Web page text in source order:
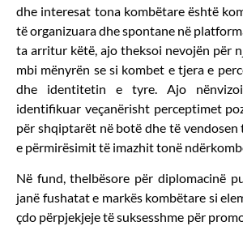
dhe interesat tona kombëtare është
të organizuara dhe spontane në
ta arritur këtë, ajo theksoi nevojën për
mbi mënyrën se si kombet e tjera e
dhe identitetin e tyre. Ajo
identifikuar veçanërisht perceptimet
për shqiptarët në botë dhe të vendosen
e përmirësimit të imazhit tonë
Në fund, thelbësore për diplomacinë
janë fushatat e markës kombëtare si
çdo përpjekjeje të suksesshme për